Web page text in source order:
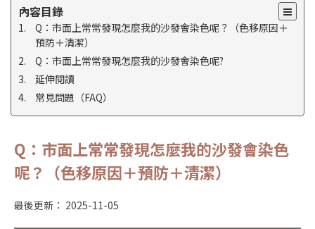
內容目錄
Q：市面上常常發現怎麼我的沙發會染色呢？（色移原因＋
預防＋清潔）
Q：市面上常常發現怎麼我的沙發會染色呢?
延伸閱讀
常見問題（FAQ）
Q：市面上常常發現怎麼我的沙發會染色
呢？（色移原因＋預防＋清潔）
最後更新： 2025-11-05